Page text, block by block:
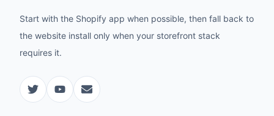
Start with the Shopify app when possible, then fall back to
the website install only when your storefront stack
requires it.